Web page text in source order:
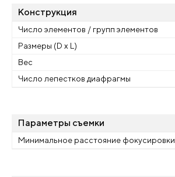
Конструкция
Число элементов / групп элементов
Размеры (D x L)
Вес
Число лепестков диафрагмы
Параметры съемки
Минимальное расстояние фокусировки